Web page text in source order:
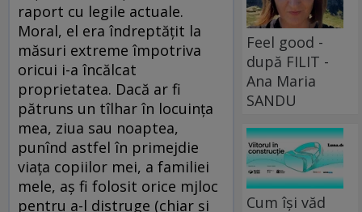
raport cu legile actuale.
Moral, el era îndreptăţit la
măsuri extreme împotriva
oricui i-a încălcat
proprietatea. Dacă ar fi
pătruns un tîlhar în locuinţa
mea, ziua sau noaptea,
punînd astfel în primejdie
viaţa copiilor mei, a familiei
mele, aş fi folosit orice mjloc
pentru a-l distruge (chiar şi
Feel good -
după FILIT -
Ana Maria
SANDU
Cum își văd